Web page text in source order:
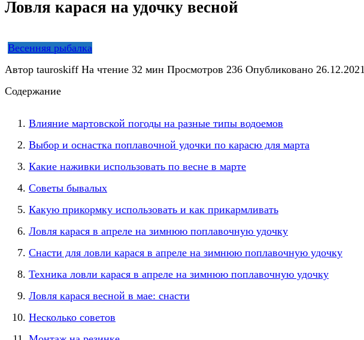
Ловля карася на удочку весной
Весенняя рыбалка
Автор tauroskiff На чтение 32 мин Просмотров 236 Опубликовано 26.12.2021
Содержание
Влияние мартовской погоды на разные типы водоемов
Выбор и оснастка поплавочной удочки по карасю для марта
Какие наживки использовать по весне в марте
Советы бывалых
Какую прикормку использовать и как прикармливать
Ловля карася в апреле на зимнюю поплавочную удочку
Снасти для ловли карася в апреле на зимнюю поплавочную удочку
Техника ловли карася в апреле на зимнюю поплавочную удочку
Ловля карася весной в мае: снасти
Несколько советов